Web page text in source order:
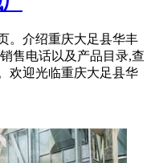
。介绍重庆大足县华丰
售电话以及产品目录,查
欢迎光临重庆大足县华